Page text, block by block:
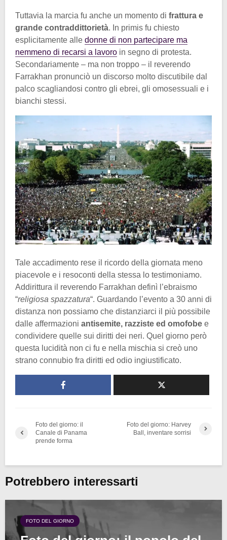
Tuttavia la marcia fu anche un momento di frattura e
grande contraddittorietà. In primis fu chiesto
esplicitamente alle donne di non partecipare ma
nemmeno di recarsi a lavoro in segno di protesta.
Secondariamente – ma non troppo – il reverendo
Farrakhan pronunciò un discorso molto discutibile dal
palco scagliandosi contro gli ebrei, gli omosessuali e i
bianchi stessi.
Tale accadimento rese il ricordo della giornata meno
piacevole e i resoconti della stessa lo testimoniamo.
Addirittura il reverendo Farrakhan definì l’ebraismo
“religiosa spazzatura“. Guardando l’evento a 30 anni di
distanza non possiamo che distanziarci il più possibile
dalle affermazioni antisemite, razziste ed omofobe e
condividere quelle sui diritti dei neri. Quel giorno però
questa lucidità non ci fu e nella mischia si creò uno
strano connubio fra diritti ed odio ingiustificato.
Foto del giorno: il
Canale di Panama
prende forma
Foto del giorno: Harvey
Ball, inventare sorrisi
Potrebbero interessarti
FOTO DEL GIORNO